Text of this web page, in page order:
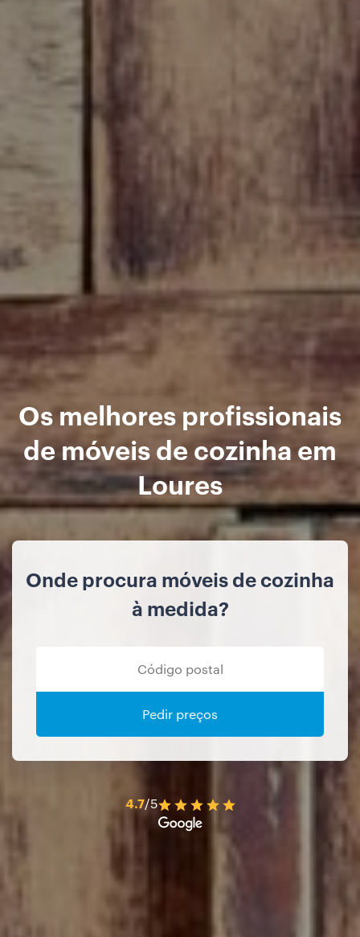
Os melhores profissionais
de móveis de cozinha em
Loures
Onde procura móveis de cozinha
à medida?
Pedir preços
4.7/5